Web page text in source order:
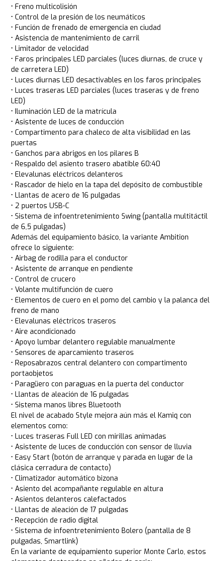
• Freno multicolisión
• Control de la presión de los neumáticos
• Función de frenado de emergencia en ciudad
• Asistencia de mantenimiento de carril
• Limitador de velocidad
• Faros principales LED parciales (luces diurnas, de cruce y
de carretera LED)
• Luces diurnas LED desactivables en los faros principales
• Luces traseras LED parciales (luces traseras y de freno
LED)
• Iluminación LED de la matrícula
• Asistente de luces de conducción
• Compartimento para chaleco de alta visibilidad en las
puertas
• Ganchos para abrigos en los pilares B
• Respaldo del asiento trasero abatible 60:40
• Elevalunas eléctricos delanteros
• Rascador de hielo en la tapa del depósito de combustible
• Llantas de acero de 16 pulgadas
• 2 puertos USB-C
• Sistema de infoentretenimiento Swing (pantalla multitáctil
de 6,5 pulgadas)
Además del equipamiento básico, la variante Ambition
ofrece lo siguiente:
• Airbag de rodilla para el conductor
• Asistente de arranque en pendiente
• Control de crucero
• Volante multifunción de cuero
• Elementos de cuero en el pomo del cambio y la palanca del
freno de mano
• Elevalunas eléctricos traseros
• Aire acondicionado
• Apoyo lumbar delantero regulable manualmente
• Sensores de aparcamiento traseros
• Reposabrazos central delantero con compartimento
portaobjetos
• Paragüero con paraguas en la puerta del conductor
• Llantas de aleación de 16 pulgadas
• Sistema manos libres Bluetooth
El nivel de acabado Style mejora aún más el Kamiq con
elementos como:
• Luces traseras Full LED con mirillas animadas
• Asistente de luces de conducción con sensor de lluvia
• Easy Start (botón de arranque y parada en lugar de la
clásica cerradura de contacto)
• Climatizador automático bizona
• Asiento del acompañante regulable en altura
• Asientos delanteros calefactados
• Llantas de aleación de 17 pulgadas
• Recepción de radio digital
• Sistema de infoentretenimiento Bolero (pantalla de 8
pulgadas, Smartlink)
En la variante de equipamiento superior Monte Carlo, estos